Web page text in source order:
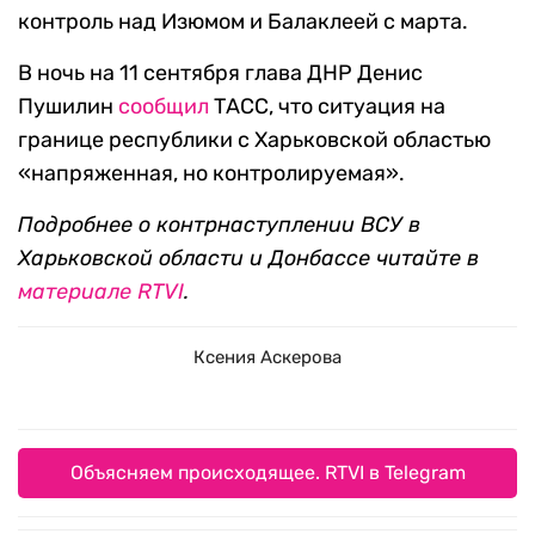
контроль над Изюмом и Балаклеей с марта.
В ночь на 11 сентября глава ДНР Денис
Пушилин сообщил ТАСС, что ситуация на
границе республики с Харьковской областью
«напряженная, но контролируемая».
Подробнее о контрнаступлении ВСУ в
Харьковской области и Донбассе читайте в
материале RTVI.
Ксения Аскерова
Объясняем происходящее. RTVI в Telegram